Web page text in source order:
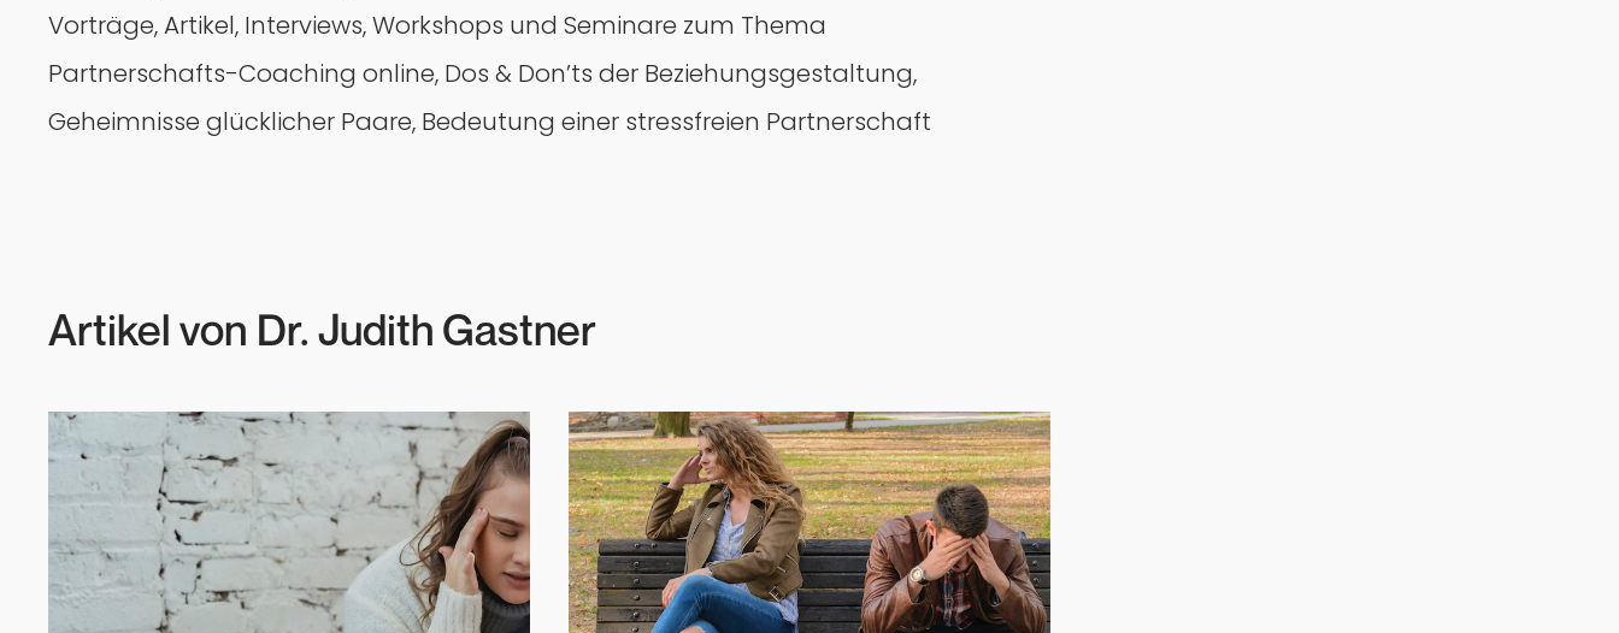
Vorträge, Artikel, Interviews, Workshops und Seminare zum Thema
Partnerschafts-Coaching online, Dos & Don’ts der Beziehungsgestaltung,
Geheimnisse glücklicher Paare, Bedeutung einer stressfreien Partnerschaft
Artikel von Dr. Judith Gastner